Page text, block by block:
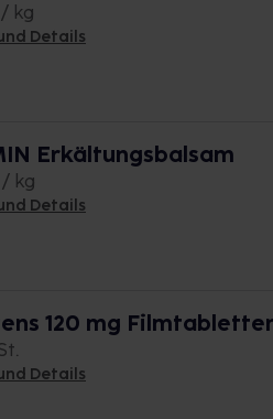
kg
Details
Erkältungsbalsam
/ kg
Details
120 mg
Details